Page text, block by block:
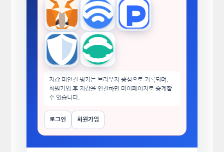
MetaMask WalletConnectTokenPocket
Trust Wallet imToken
지갑 미연결 평가는 브라우저 중심으로 기록되며,
회원가입 후 지갑을 연결하면 마이페이지로 승계할
수 있습니다.
로그인 회원가입